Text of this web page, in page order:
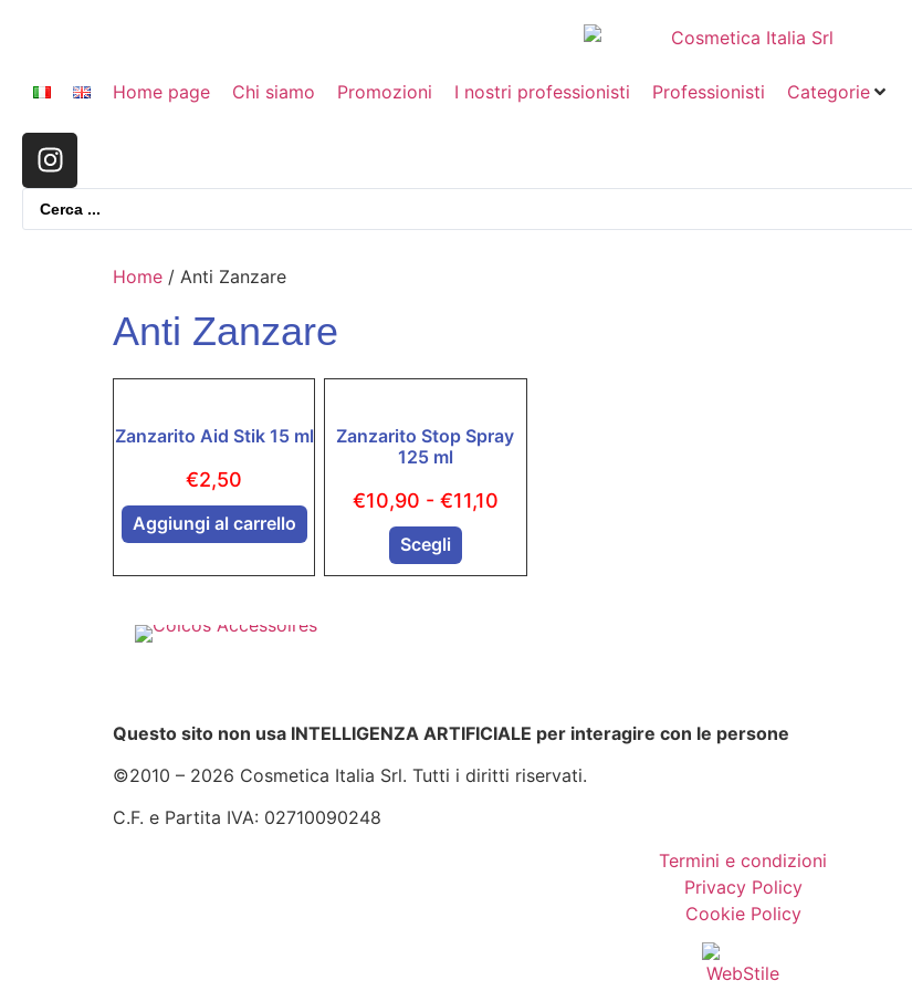
Home page Chi siamo Promozioni I nostri professionisti Professionisti Categorie
Home / Anti Zanzare
Anti Zanzare
Zanzarito Aid Stik 15 ml
€2,50
Aggiungi al carrello
Zanzarito Stop Spray
125 ml
€10,90 - €11,10
Scegli
Questo sito non usa INTELLIGENZA ARTIFICIALE per interagire con le persone
©2010 – 2026 Cosmetica Italia Srl. Tutti i diritti riservati.
C.F. e Partita IVA: 02710090248
Termini e condizioni
Privacy Policy
Cookie Policy